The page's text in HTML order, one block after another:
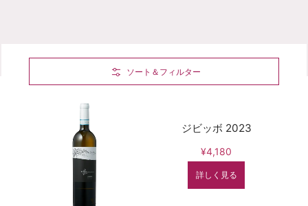
ソート＆フィルター
ジビッボ 2023
¥4,180
詳しく見る